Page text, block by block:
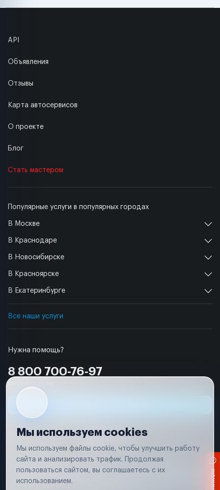
Нужна помощь?
8 800 700-76-97
Популярные услуги в популярных городах
В Москве
В Краснодаре
В Новосибирске
В Красноярске
В Екатеринбурге
Все наши услуги
API
Объявления
Отзывы
Карта автосервисов
О проекте
Блог
Стать мастером
Условия использования
Удаление аккаунта
Вся информация, представленная на сайте, носит исключительно
соответствии с положениями статьи 437 (п. 2) Гражданского кодекса
Мы используем cookies
Мы используем файлы cookie, чтобы улучшить работу
сайта и анализировать трафик. Продолжая
пользоваться сайтом, вы соглашаетесь с их
использованием.